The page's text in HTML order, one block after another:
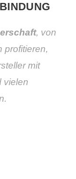
, von
profitieren,
mit
vielen